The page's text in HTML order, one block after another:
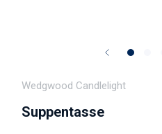
Wedgwood Candlelight
Suppentasse